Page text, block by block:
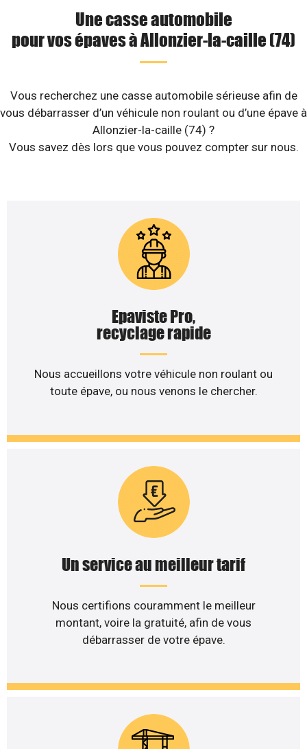
Une casse automobile
pour vos épaves à Allonzier-la-caille (74)
Vous recherchez une casse automobile sérieuse afin de
vous débarrasser d’un véhicule non roulant ou d’une épave à
Allonzier-la-caille (74) ?
Vous savez dès lors que vous pouvez compter sur nous.
Epaviste Pro,
recyclage rapide
Nous accueillons votre véhicule non roulant ou
toute épave, ou nous venons le chercher.
Un service au meilleur tarif
Nous certifions couramment le meilleur
montant, voire la gratuité, afin de vous
débarrasser de votre épave.